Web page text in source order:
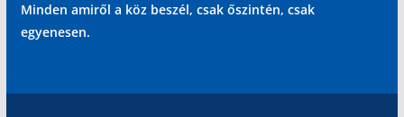
Minden amiről a köz beszél, csak őszintén, csak
egyenesen.